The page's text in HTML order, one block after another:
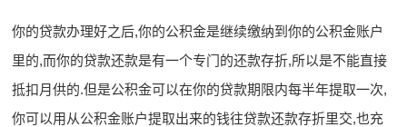
你的贷款办理好之后,你的公积金是继续缴纳到你的公积金账户
里的,而你的贷款还款是有一个专门的还款存折,所以是不能直接
抵扣月供的.但是公积金可以在你的贷款期限内每半年提取一次,
你可以用从公积金账户提取出来的钱往贷款还款存折里交,也充